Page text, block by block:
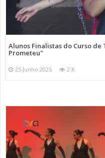
Alunos Finalistas do Curso
Prometeu"
25 Junho 2025 2 K